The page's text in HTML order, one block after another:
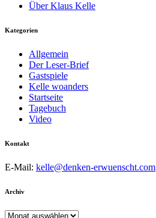
Über Klaus Kelle
Kategorien
Allgemein
Der Leser-Brief
Gastspiele
Kelle woanders
Startseite
Tagebuch
Video
Kontakt
E-Mail: kelle@denken-erwuenscht.com
Archiv
Archiv